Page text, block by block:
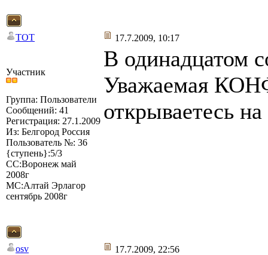
TOT 17.7.2009, 10:17
Участник
Группа: Пользователи
Сообщений: 41
Регистрация: 27.1.2009
Из: Белгород Россия
Пользователь №: 36
{ступень}:5/3
СС:Воронеж май
2008г
МС:Алтай Эрлагор
сентябрь 2008г
В одинадцатом
Уважаемая
открываетесь
osv 17.7.2009, 22:56